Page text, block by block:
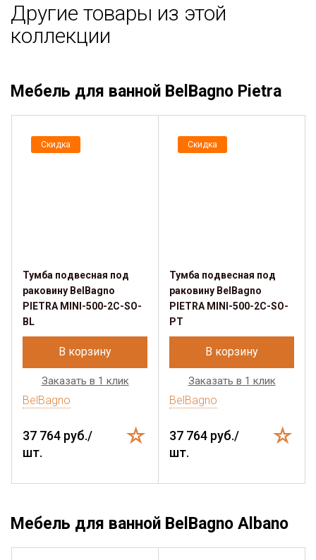
Другие товары из этой
коллекции
Мебель для ванной BelBagno Pietra
Скидка
Тумба подвесная под
раковину BelBagno
PIETRA MINI-500-2C-SO-
BL
В корзину
Заказать в 1 клик
BelBagno
37 764 руб./
шт.
Скидка
Тумба подвесная под
раковину BelBagno
PIETRA MINI-500-2C-SO-
PT
В корзину
Заказать в 1 клик
BelBagno
37 764 руб./
шт.
Мебель для ванной BelBagno Albano